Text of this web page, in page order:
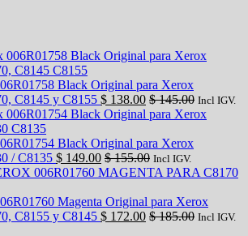
Black Original para Xerox
C8145 y C8155 $ 138.00 $145.00 Incl IGV.
Black Original para Xerox
/ C8135 $ 149.00 $155.00 Incl IGV.
Magenta Original para Xerox
C8155 y C8145 $ 172.00 $185.00 Incl IGV.